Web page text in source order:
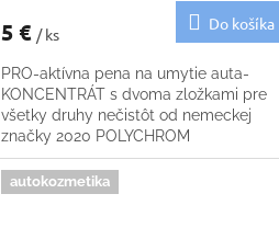
5 € / ks
Do košíka
PRO-aktívna pena na umytie auta-
KONCENTRÁT s dvoma zložkami pre
všetky druhy nečistôt od nemeckej
značky 2020 POLYCHROM
autokozmetika